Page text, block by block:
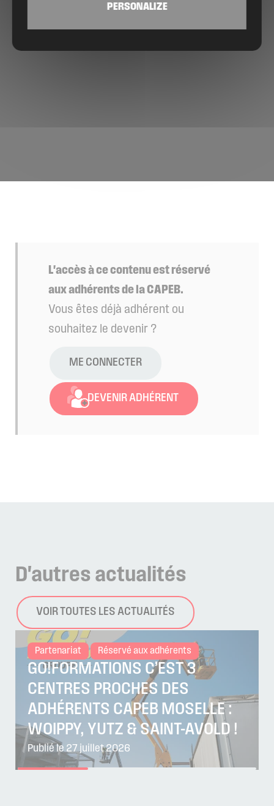
L'accès à ce contenu est réservé
aux adhérents de la CAPEB.
Vous êtes déjà adhérent ou
souhaitez le devenir ?
ME CONNECTER
DEVENIR ADHÉRENT
D'autres actualités
VOIR TOUTES LES ACTUALITÉS
Partenariat Réservé aux adhérents
GO!FORMATIONS C’EST 3
CENTRES PROCHES DES
ADHÉRENTS CAPEB MOSELLE :
WOIPPY, YUTZ & SAINT-AVOLD !
Publié le 27 juillet 2026
PERSONALIZE